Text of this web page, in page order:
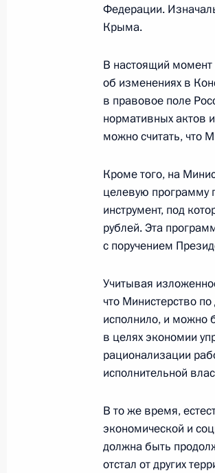
14 июля 2015
14 июля 2015 года,
Внесены
и
14 июля 2015 года,
Заявление
Внесены
технологиях и о
13 июля 2015
Федерации.
Крыма.
В настоящий момент
об изменениях в
в правовое поле
нормативных актов
можно считать, что
Кроме того, на
целевую программу
инструмент, под
рублей. Эта
с поручением
Учитывая
что Министерство
исполнило, и можно
в целях экономии
рационализации
исполнительной
В то же время,
экономической и
должна быть
отстал от других